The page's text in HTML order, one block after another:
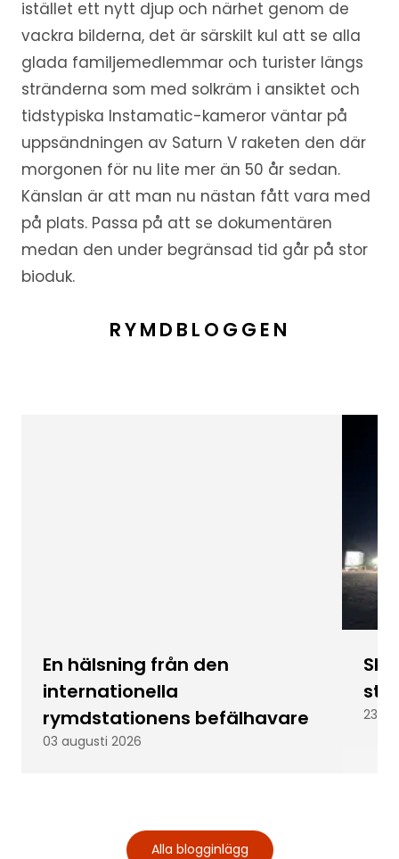
istället ett nytt djup och närhet genom de
vackra bilderna, det är särskilt kul att se alla
glada familjemedlemmar och turister längs
stränderna som med solkräm i ansiktet och
tidstypiska Instamatic-kameror väntar på
uppsändningen av Saturn V raketen den där
morgonen för nu lite mer än 50 år sedan.
Känslan är att man nu nästan fått vara med
på plats. Passa på att se dokumentären
medan den under begränsad tid går på stor
bioduk.
RYMDBLOGGEN
En hälsning från den
internationella
rymdstationens befälhavare
03 augusti 2026
23
Alla blogginlägg